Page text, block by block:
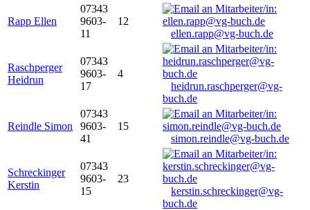
Rapp Ellen
07343
9603-
11
12
ellen.rapp@vg-buch.de
Raschperger
Heidrun
07343
9603-
17
4
heidrun.raschperger@vg-
buch.de
Reindle Simon
07343
9603-
41
15
simon.reindle@vg-buch.de
Schreckinger
Kerstin
07343
9603-
15
23
kerstin.schreckinger@vg-
buch.de